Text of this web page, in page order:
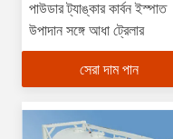
পাউডার ট্যাঙ্কার কার্বন ইস্পাত
উপাদান সঙ্গে আধা ট্রেলার
সেরা দাম পান